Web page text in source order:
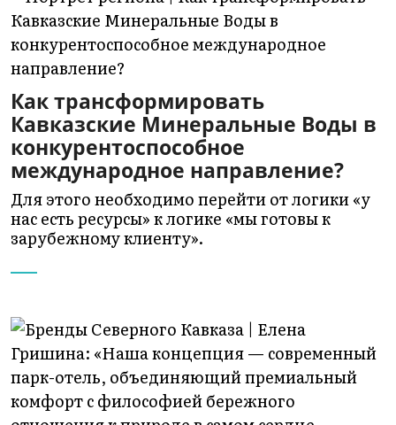
Как трансформировать
Кавказские Минеральные Воды в
конкурентоспособное
международное направление?
Для этого необходимо перейти от логики «у
нас есть ресурсы» к логике «мы готовы к
зарубежному клиенту».